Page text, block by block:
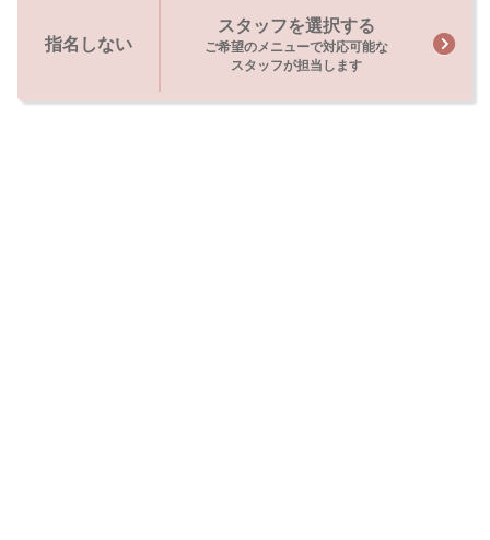
指名しない
スタッフを選択する
ご希望のメニューで対応可能な
スタッフが担当します